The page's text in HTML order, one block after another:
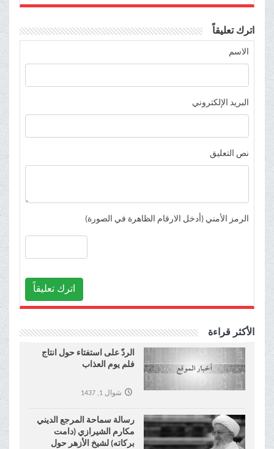
اترك تعليقاً
الاسم
البريد الإلكتروني
نص التعليق
الرمز الأمني (أدخل الارقام الظاهرة في الصورة)
اترك تعليقاً
الأكثر قراءة
الردّ على استفتاء حول انتاج
فلم يوم العذاب
شوال 1, 1437
رسالة سماحة المرجع الديني
مكارم الشيرازي (دامت
بركاته) لشيخ الأزهر حول